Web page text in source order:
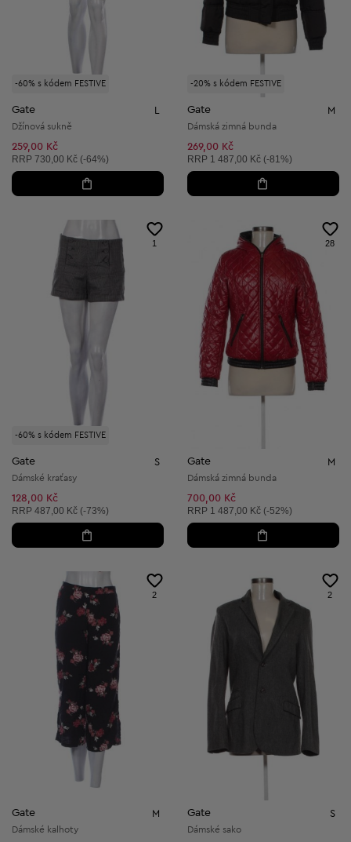
-60% s kódem FESTIVE
Gate L
Džínová sukně
259,00 Kč
Doporučená cena:
RRP 730,00 Kč (-64%)
-20% s kódem FESTIVE
Gate M
Dámská zimná bunda
269,00 Kč
Doporučená cena:
RRP 1 487,00 Kč (-81%)
-60% s kódem FESTIVE
1
Gate S
Dámské kraťasy
128,00 Kč
Doporučená cena:
RRP 487,00 Kč (-73%)
28
Gate M
Dámská zimná bunda
700,00 Kč
Doporučená cena:
RRP 1 487,00 Kč (-52%)
2
Gate M
Dámské kalhoty
2
Gate S
Dámské sako